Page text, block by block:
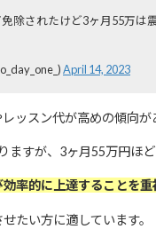
除されたけど3ヶ月55万は
April 14, 2023
ッスン代が高めの傾向が
ますが、3ヶ月55万円ほ
率的に上達することを重
たい方に適しています。